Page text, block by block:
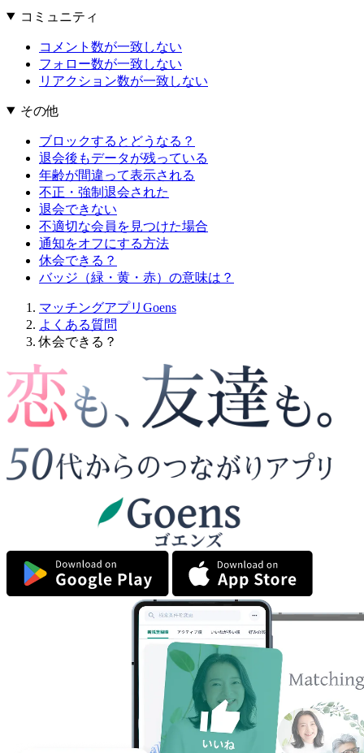
コミュニティ
コメント数が一致しない
フォロー数が一致しない
リアクション数が一致しない
その他
ブロックするとどうなる？
退会後もデータが残っている
年齢が間違って表示される
不正・強制退会された
退会できない
不適切な会員を見つけた場合
通知をオフにする方法
休会できる？
バッジ（緑・黄・赤）の意味は？
マッチングアプリGoens
よくある質問
休会できる？